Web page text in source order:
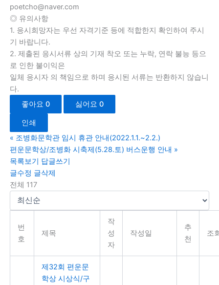
poetcho@naver.com
◎ 유의사항
1. 응시희망자는 우선 자격기준 등에 적합한지 확인하여 주시
기 바랍니다.
2. 제출된 응시서류 상의 기재 착오 또는 누락, 연락 불능 등으
로 인한 불이익은
일체 응시자 의 책임으로 하며 응시된 서류는 반환하지 않습니
다.
좋아요 0 싫어요 0
인쇄
« 조병화문학관 임시 휴관 안내(2022.1.1.~2.2.)
편운문학상/조병화 시축제(5.28.토) 버스운행 안내 »
목록보기 답글쓰기
글수정 글삭제
전체 117
번
호
제목
작
성
자
작성일
추
천
조
제32회 편운문
학상 시상식/구